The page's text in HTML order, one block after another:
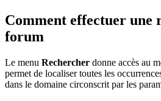
Comment effectuer une
forum
Le menu Rechercher donne accès au
permet de localiser toutes les
dans le domaine circonscrit par les